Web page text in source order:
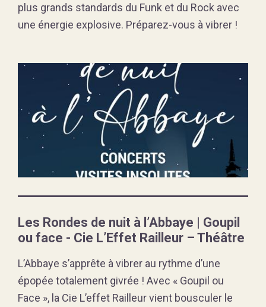
plus grands standards du Funk et du Rock avec
une énergie explosive. Préparez-vous à vibrer !
Les Rondes de nuit à l’Abbaye | Goupil
ou face - Cie L’Effet Railleur – Théâtre
L’Abbaye s’apprête à vibrer au rythme d’une
épopée totalement givrée ! Avec « Goupil ou
Face », la Cie L’effet Railleur vient bousculer le